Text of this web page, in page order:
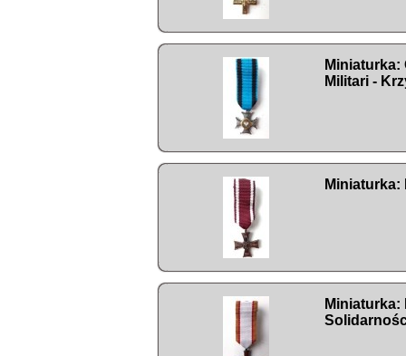
Miniaturka:
Militari -
Miniaturka:
Miniaturka: